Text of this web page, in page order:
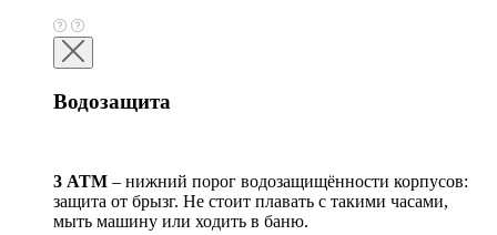
Водозащита
3 АТМ – нижний порог водозащищённости корпусов:
защита от брызг. Не стоит плавать с такими часами,
мыть машину или ходить в баню.